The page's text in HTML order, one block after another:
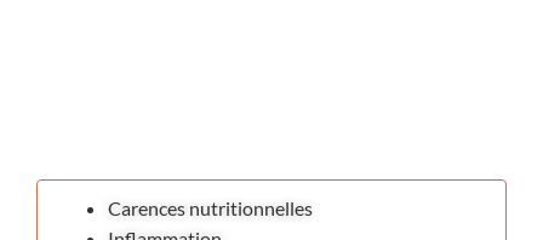
Carences nutritionnelles